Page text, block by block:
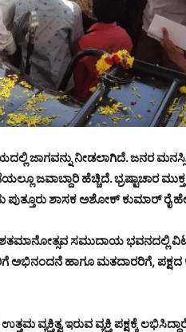
ಜಾಗವನ್ನು ನೀಡಲಾಗಿದೆ. ಜನರ
ಜವಾಬ್ದಾರಿ ಹೆಚ್ಚಿದೆ. ಭ್ರಷ್ಟಾಚಾರ
ಶಾಸಕ ಅಶೋಕ್ ಕುಮಾರ್ ರೈ
ಸಮುದಾಯ ಭವನದಲ್ಲಿ
ಅಭಿನಂದನೆ ಹಾಗೂ ಮತದಾರರಿಗೆ, ಪಕ್ಷದ
ವ್ಯಕ್ತಿತ್ವ ಇರುವ ವ್ಯಕ್ತಿ ಪಕ್ಷಕ್ಕೆ